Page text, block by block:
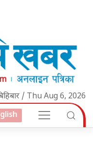
बिहिबार / Thu Aug 6, 2026